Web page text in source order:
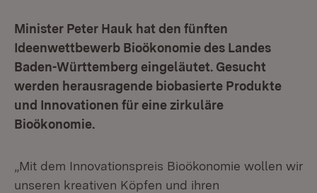
Minister Peter Hauk hat den fünften
Ideenwettbewerb Bioökonomie des Landes
Baden-Württemberg eingeläutet. Gesucht
werden herausragende biobasierte Produkte
und Innovationen für eine zirkuläre
Bioökonomie.
„Mit dem Innovationspreis Bioökonomie wollen wir
unseren kreativen Köpfen und ihren